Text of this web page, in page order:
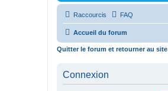
Raccourcis FAQ
Accueil du forum
Quitter le forum et retourner au site
Connexion